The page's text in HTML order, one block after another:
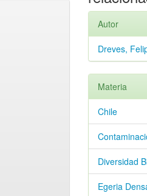
Autor
Dreves,
Materia
Chile
Diversidad
Egeria